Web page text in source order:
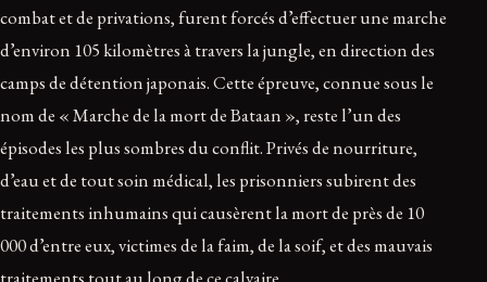
combat et de privations, furent forcés d’effectuer une marche
d’environ 105 kilomètres à travers la jungle, en direction des
camps de détention japonais. Cette épreuve, connue sous le
nom de « Marche de la mort de Bataan », reste l’un des
épisodes les plus sombres du conflit. Privés de nourriture,
d’eau et de tout soin médical, les prisonniers subirent des
traitements inhumains qui causèrent la mort de près de 10
000 d’entre eux, victimes de la faim, de la soif, et des mauvais